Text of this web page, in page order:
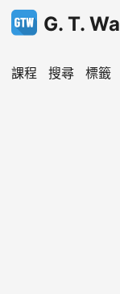
G. T.
課程 搜尋 標籤